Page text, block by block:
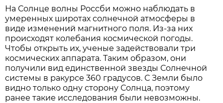
На Солнце волны Россби можно наблюдать в
умеренных широтах солнечной атмосферы в
виде изменений магнитного поля. Из-за них
происходят колебания космической погоды.
Чтобы открыть их, ученые задействовали три
космических аппарата. Таким образом, они
получили вид единственной звезды Солнечной
системы в ракурсе 360 градусов. С Земли было
видно только одну сторону Солнца, поэтому
ранее такие исследования были невозможны.